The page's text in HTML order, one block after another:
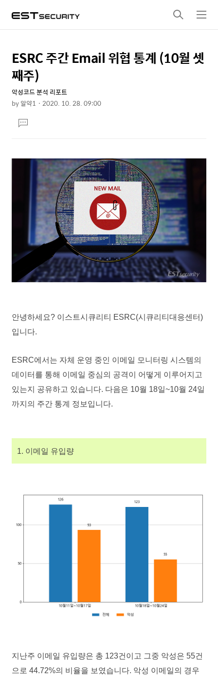
검
색
메
뉴
상
세
컨
텐
본
문
제
목
ESRC 주간 Email 위협 통계 (10월 셋
째주)
악성코드 분석 리포트
by알약1 2020. 10. 28. 09:00
문댓
글
안녕하세요? 이스트시큐리티 ESRC(시큐리티대응센터)
입니다.
ESRC에서는 자체 운영 중인 이메일 모니터링 시스템의
데이터를 통해 이메일 중심의 공격이 어떻게 이루어지고
있는지 공유하고 있습니다. 다음은 10월 18일~10월 24일
까지의 주간 통계 정보입니다.
1. 이메일 유입량
지난주 이메일 유입량은 총 123건이고 그중 악성은 55건
으로 44.72%의 비율을 보였습니다. 악성 이메일의 경우